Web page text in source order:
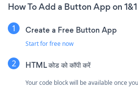
How To Add a Button App on
Create a Free Button App
Start for free now
HTML कोड को कॉपी करें
Your code block will be available once